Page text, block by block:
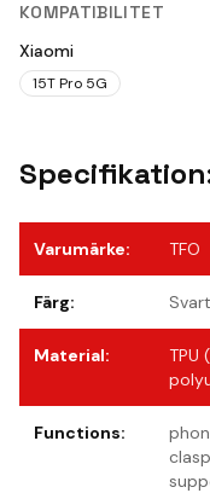
KOMPATIBILITET
Xiaomi
15T Pro 5G
Varumärke: TFO
Färg: Svart
Material:
TPU
Functions: